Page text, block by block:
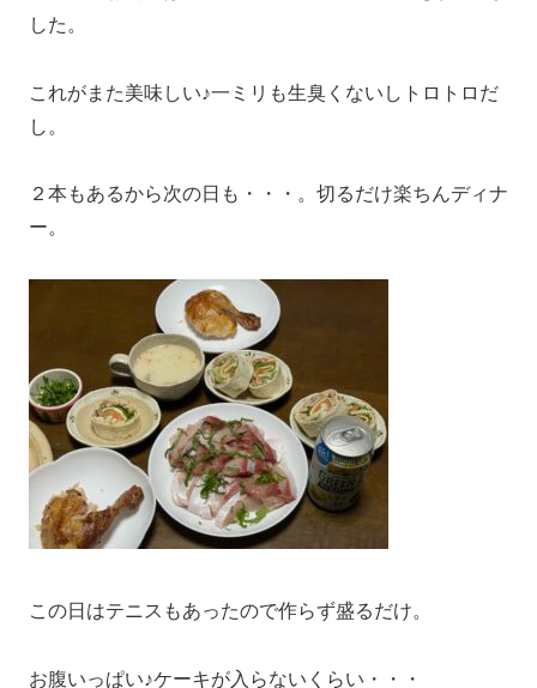
した。
これがまた美味しい♪一ミリも生臭くないしトロトロだ
し。
２本もあるから次の日も・・・。切るだけ楽ちんディナ
ー。
この日はテニスもあったので作らず盛るだけ。
お腹いっぱい♪ケーキが入らないくらい・・・